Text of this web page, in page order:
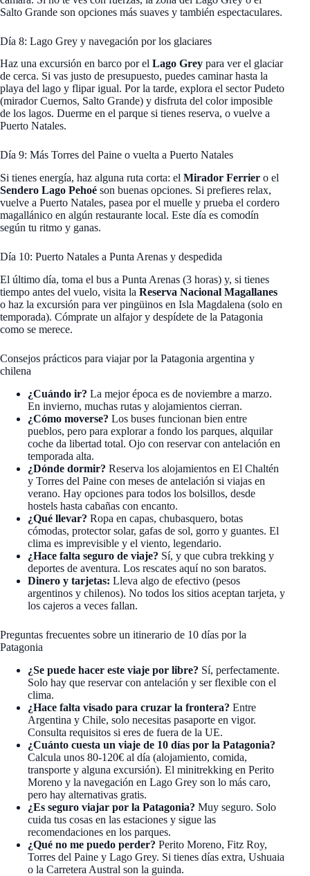
Salto Grande son opciones más suaves y también espectaculares.
Día 8: Lago Grey y navegación por los glaciares
Haz una excursión en barco por el Lago Grey para ver el glaciar
de cerca. Si vas justo de presupuesto, puedes caminar hasta la
playa del lago y flipar igual. Por la tarde, explora el sector Pudeto
(mirador Cuernos, Salto Grande) y disfruta del color imposible
de los lagos. Duerme en el parque si tienes reserva, o vuelve a
Puerto Natales.
Día 9: Más Torres del Paine o vuelta a Puerto Natales
Si tienes energía, haz alguna ruta corta: el Mirador Ferrier o el
Sendero Lago Pehoé son buenas opciones. Si prefieres relax,
vuelve a Puerto Natales, pasea por el muelle y prueba el cordero
magallánico en algún restaurante local. Este día es comodín
según tu ritmo y ganas.
Día 10: Puerto Natales a Punta Arenas y despedida
El último día, toma el bus a Punta Arenas (3 horas) y, si tienes
tiempo antes del vuelo, visita la Reserva Nacional Magallanes
o haz la excursión para ver pingüinos en Isla Magdalena (solo en
temporada). Cómprate un alfajor y despídete de la Patagonia
como se merece.
Consejos prácticos para viajar por la Patagonia argentina y
chilena
¿Cuándo ir? La mejor época es de noviembre a marzo.
En invierno, muchas rutas y alojamientos cierran.
¿Cómo moverse? Los buses funcionan bien entre
pueblos, pero para explorar a fondo los parques, alquilar
coche da libertad total. Ojo con reservar con antelación en
temporada alta.
¿Dónde dormir? Reserva los alojamientos en El Chaltén
y Torres del Paine con meses de antelación si viajas en
verano. Hay opciones para todos los bolsillos, desde
hostels hasta cabañas con encanto.
¿Qué llevar? Ropa en capas, chubasquero, botas
cómodas, protector solar, gafas de sol, gorro y guantes. El
clima es imprevisible y el viento, legendario.
¿Hace falta seguro de viaje? Sí, y que cubra trekking y
deportes de aventura. Los rescates aquí no son baratos.
Dinero y tarjetas: Lleva algo de efectivo (pesos
argentinos y chilenos). No todos los sitios aceptan tarjeta, y
los cajeros a veces fallan.
Preguntas frecuentes sobre un itinerario de 10 días por la
Patagonia
¿Se puede hacer este viaje por libre? Sí, perfectamente.
Solo hay que reservar con antelación y ser flexible con el
clima.
¿Hace falta visado para cruzar la frontera? Entre
Argentina y Chile, solo necesitas pasaporte en vigor.
Consulta requisitos si eres de fuera de la UE.
¿Cuánto cuesta un viaje de 10 días por la Patagonia?
Calcula unos 80-120€ al día (alojamiento, comida,
transporte y alguna excursión). El minitrekking en Perito
Moreno y la navegación en Lago Grey son lo más caro,
pero hay alternativas gratis.
¿Es seguro viajar por la Patagonia? Muy seguro. Solo
cuida tus cosas en las estaciones y sigue las
recomendaciones en los parques.
¿Qué no me puedo perder? Perito Moreno, Fitz Roy,
Torres del Paine y Lago Grey. Si tienes días extra, Ushuaia
o la Carretera Austral son la guinda.